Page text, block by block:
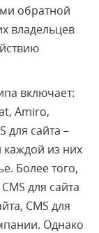
обратной
владельцев
включает:
Amiro,
для сайта –
каждой из них
Более того,
для сайта
CMS для
Однако